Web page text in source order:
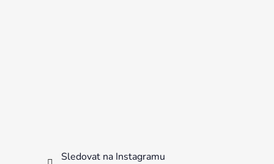
Sledovat na Instagramu